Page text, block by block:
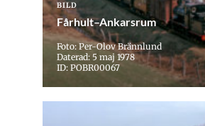
BILD
Fårhult–Ankarsrum
Foto: Per-Olov Brännlund
Daterad: 5 maj 1978
ID: POBR00067